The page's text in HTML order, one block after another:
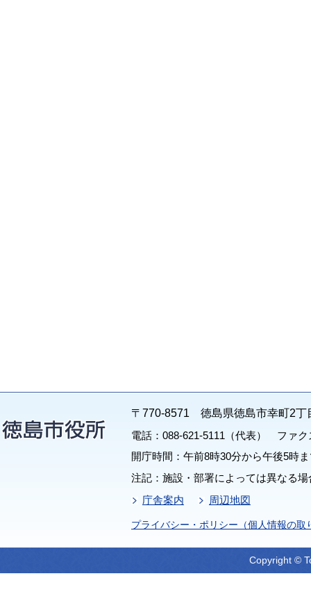
〒770-8571 徳島県徳島市幸町2丁
電話：088-621-5111（代表） ファク
開庁時間：午前8時30分から午後5時
注記：施設・部署によっては異なる
庁舎案内
周辺地図
プライバシー・ポリシー（個人情報の取
Copyright ©